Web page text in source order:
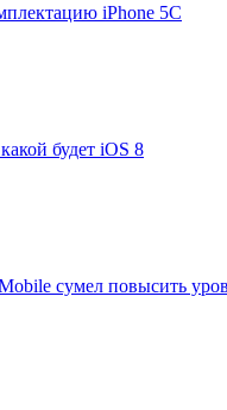
iPhone 5C
будет iOS 8
сумел повысить